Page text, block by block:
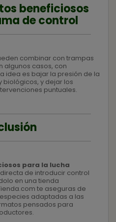
beneficiosos
de control
combinar con trampas
algunos casos, con
idea es bajar la presión de la
y dejar los
puntuales.
para la lucha
de introducir control
en una tienda
te aseguras de
adaptadas a las
pensados para